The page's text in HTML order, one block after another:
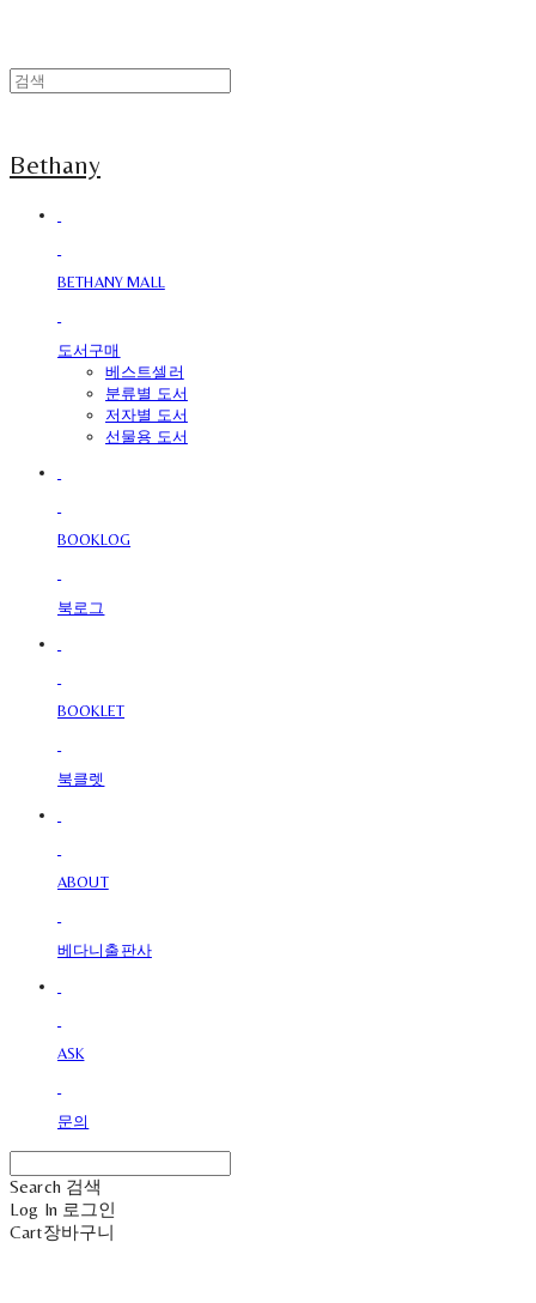
Bethany
BETHANY MALL
도서구매
베스트셀러
분류별 도서
저자별 도서
선물용 도서
BOOKLOG
북로그
BOOKLET
북클렛
ABOUT
베다니출판사
ASK
문의
Search 검색
Log In 로그인
Cart장바구니